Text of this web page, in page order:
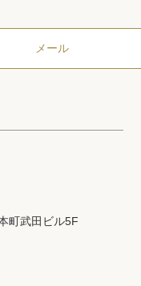
メール
町武田ビル5F